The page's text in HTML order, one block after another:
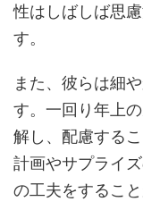
性はしばしば思
す。
また、彼らは細
す。一回り年上
解し、配慮する
計画やサプライ
の工夫をすること